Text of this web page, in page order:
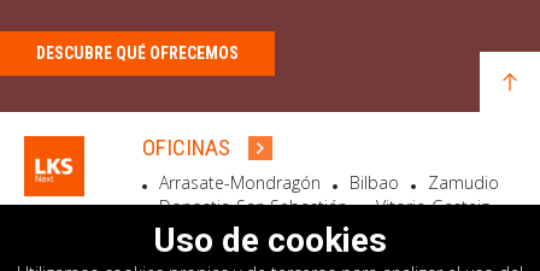
DESCUBRE QUÉ OFRECEMOS
OFICINAS
Arrasate-Mondragón Bilbao
Zamudio
Donostia-San Sebastián
Vitoria-Gasteiz
Madrid
El Astillero Bidart
Uso de cookies